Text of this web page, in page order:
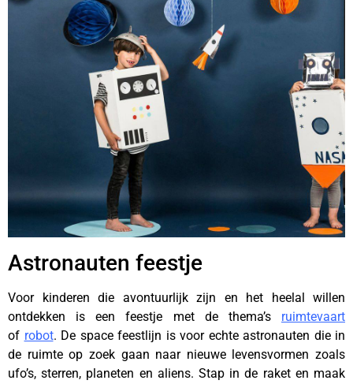
Astronauten feestje
Voor kinderen die avontuurlijk zijn en het heelal willen
ontdekken is een feestje met de thema’s ruimtevaart
of robot. De space feestlijn is voor echte astronauten die in
de ruimte op zoek gaan naar nieuwe levensvormen zoals
ufo’s, sterren, planeten en aliens. Stap in de raket en maak